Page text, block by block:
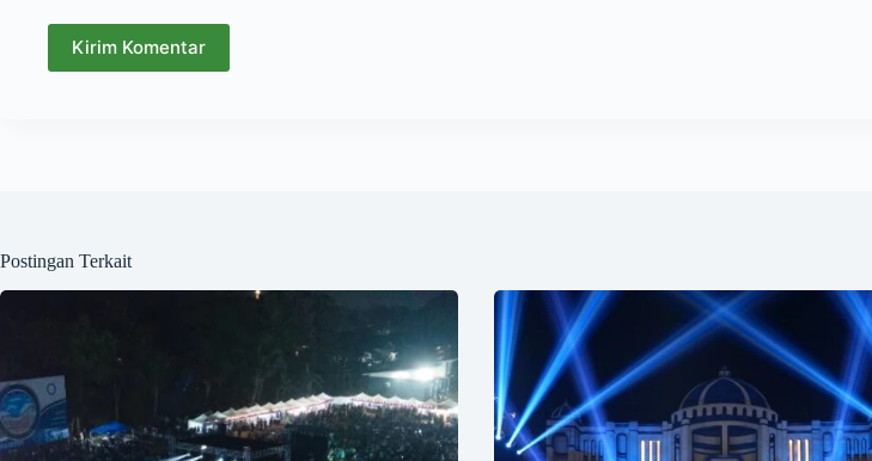
Kirim Komentar
Postingan Terkait